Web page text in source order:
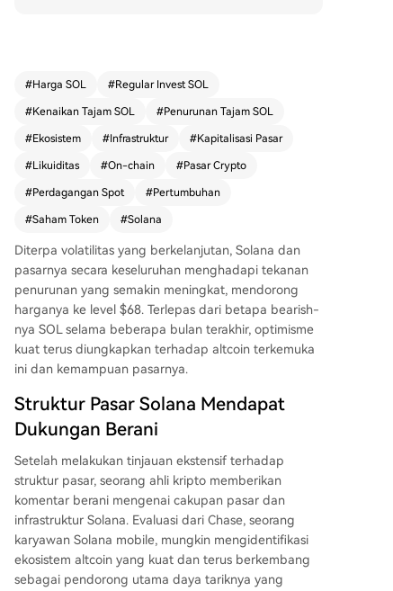
dapatan lebih besar dari blockchain manapun. K
h banyak pengguna ke jaringan on-chain dan m
enjauh dari pertukaran terpusat (CEX). Pertumb
pencapaian Total Capital Generated (TCG) ming
guan yang melonjak ke rekor tertinggi $73,6 jut
a. Selain itu, Solana kini menjadi pemimpin baru
geser Ethereum dengan pertumbuhan pasar le
bih dari 54% menjadi $724,1 juta dalam seming
gu. Aktivitas on-chain yang tinggi ini menunjukk
an utilitas dan kapasitas jaringan yang terus ber
kembang, meski harga SOL pada saat penulisan
tercatat $64, turun hampir 9% dalam sehari.
#Harga SOL #Regular Invest SOL
#Kenaikan Tajam SOL #Penurunan Tajam SOL
#Ekosistem #Infrastruktur #Kapitalisasi Pasar
#Likuiditas #On-chain #Pasar Crypto
#Perdagangan Spot #Pertumbuhan
#Saham Token #Solana
Diterpa volatilitas yang berkelanjutan, Solana dan
pasarnya secara keseluruhan menghadapi tekanan
penurunan yang semakin meningkat, mendorong
harganya ke level $68. Terlepas dari betapa bearish-
nya SOL selama beberapa bulan terakhir, optimisme
kuat terus diungkapkan terhadap altcoin terkemuka
ini dan kemampuan pasarnya.
Struktur Pasar Solana Mendapat
Dukungan Berani
Setelah melakukan tinjauan ekstensif terhadap
struktur pasar, seorang ahli kripto memberikan
komentar berani mengenai cakupan pasar dan
infrastruktur Solana. Evaluasi dari Chase, seorang
karyawan Solana mobile, mungkin mengidentifikasi
ekosistem altcoin yang kuat dan terus berkembang
sebagai pendorong utama daya tariknya yang